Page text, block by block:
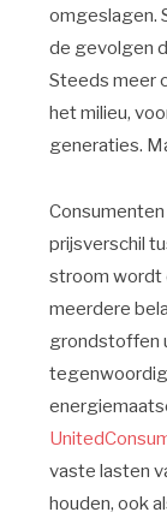
omgeslagen.
de gevolgen
Steeds meer
het milieu,
generaties.
prijsverschil
stroom wordt
meerdere
grondstoffen
vaste lasten
houden, ook